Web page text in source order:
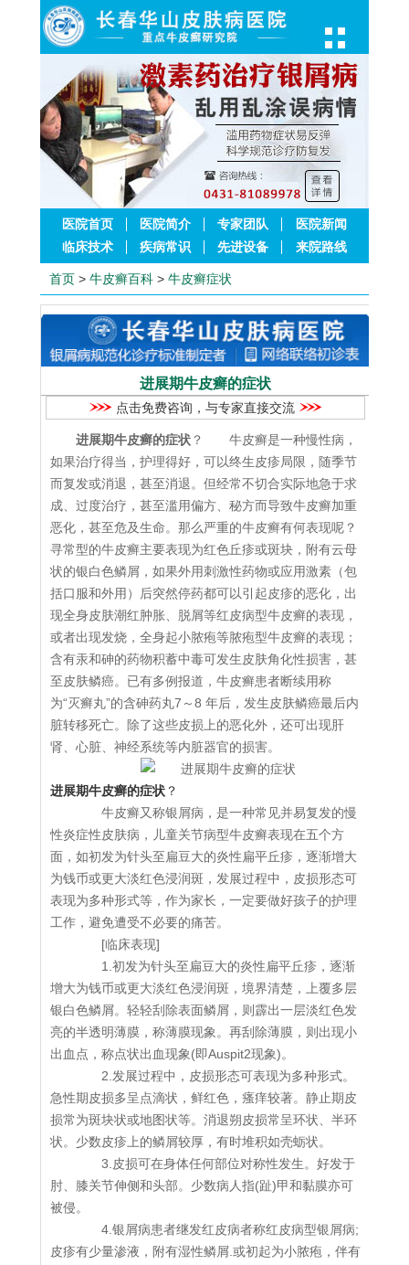
医院首页 医院简介 专家团队
医院新闻
临床技术
疾病常识 先进设备 来院路线
首页 > 牛皮癣百科 > 牛皮癣症状
进展期牛皮癣的症状
点击免费咨询，与专家直接交流
进展期牛皮癣的症状 ？ 牛皮癣是一种慢性病，
如果治疗得当，护理得好，可以终生皮疹局限，随季节
而复发或消退，甚至消退。但经常不切合实际地急于求
成、过度治疗，甚至滥用偏方、秘方而导致牛皮癣加重
恶化，甚至危及生命。那么严重的牛皮癣有何表现呢？
寻常型的牛皮癣主要表现为红色丘疹或斑块，附有云母
状的银白色鳞屑，如果外用刺激性药物或应用激素（包
括口服和外用）后突然停药都可以引起皮疹的恶化，出
现全身皮肤潮红肿胀、脱屑等红皮病型牛皮癣的表现，
或者出现发烧，全身起小脓疱等脓疱型牛皮癣的表现；
含有汞和砷的药物积蓄中毒可发生皮肤角化性损害，甚
至皮肤鳞癌。已有多例报道，牛皮癣患者断续用称
为“灭癣丸”的含砷药丸7～8 年后，发生皮肤鳞癌最后内
脏转移死亡。除了这些皮损上的恶化外，还可出现肝
肾、心脏、神经系统等内脏器官的损害。
进展期牛皮癣的症状 ？
牛皮癣又称银屑病，是一种常见并易复发的慢
性炎症性皮肤病，儿童关节病型牛皮癣表现在五个方
面，如初发为针头至扁豆大的炎性扁平丘疹，逐渐增大
为钱币或更大淡红色浸润斑，发展过程中，皮损形态可
表现为多种形式等，作为家长，一定要做好孩子的护理
工作，避免遭受不必要的痛苦。
[临床表现]
1.初发为针头至扁豆大的炎性扁平丘疹，逐渐
增大为钱币或更大淡红色浸润斑，境界清楚，上覆多层
银白色鳞屑。轻轻刮除表面鳞屑，则霹出一层淡红色发
亮的半透明薄膜，称薄膜现象。再刮除薄膜，则出现小
出血点，称点状出血现象(即Auspit2现象)。
2.发展过程中，皮损形态可表现为多种形式。
急性期皮损多呈点滴状，鲜红色，瘙痒较著。静止期皮
损常为斑块状或地图状等。消退朔皮损常呈环状、半环
状。少数皮疹上的鳞屑较厚，有时堆积如壳蛎状。
3.皮损可在身体任何部位对称性发生。好发于
肘、膝关节伸侧和头部。少数病人指(趾)甲和黏膜亦可
被侵。
4.银屑病患者继发红皮病者称红皮病型银屑病;
皮疹有少量渗液，附有湿性鳞屑.或初起为小脓疱，伴有